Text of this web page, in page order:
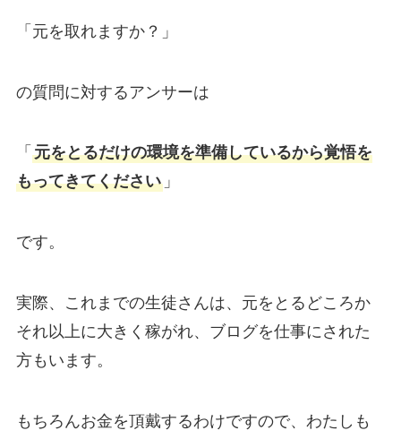
「元を取れますか？」
の質問に対するアンサーは
「 元をとるだけの環境を準備しているから覚悟を
もってきてください」
です。
実際、これまでの生徒さんは、元をとるどころか
それ以上に大きく稼がれ、ブログを仕事にされた
方もいます。
もちろんお金を頂戴するわけですので、わたしも